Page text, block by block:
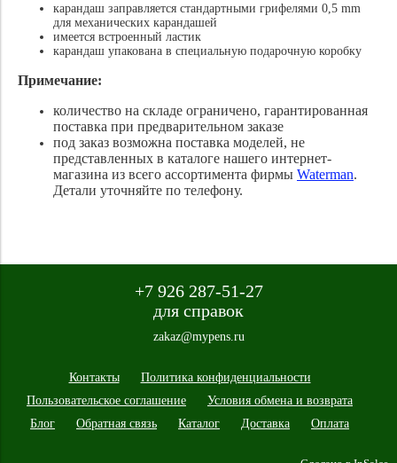
карандаш заправляется стандартными грифелями 0,5 mm
для механических карандашей
имеется встроенный ластик
карандаш упакована в специальную подарочную коробку
Примечание:
количество на складе ограничено, гарантированная
поставка при предварительном заказе
под заказ возможна поставка моделей, не
представленных в каталоге нашего интернет-
магазина из всего ассортимента фирмы Waterman.
Детали уточняйте по телефону.
+7 926 287-51-27
для справок
zakaz@mypens.ru
Контакты
Политика конфиденциальности
Пользовательское соглашение
Условия обмена и возврата
Блог
Обратная связь Каталог Доставка Оплата